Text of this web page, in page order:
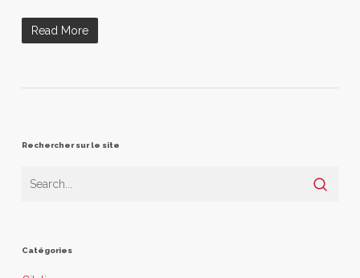
Read More
Rechercher sur le site
Catégories